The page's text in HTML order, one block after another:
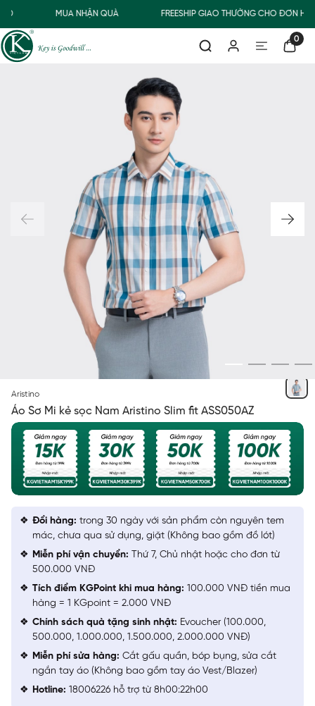
MUA NHẬN QUÀ FREESHIP GIAO THƯỜNG CHO ĐƠN
0
Aristino
Áo Sơ Mi kẻ sọc Nam Aristino Slim fit ASS050AZ
Đổi hàng: trong 30 ngày với sản phẩm còn nguyên tem
mác, chưa qua sử dụng, giặt (Không bao gồm đồ lót)
Miễn phí vận chuyển: Thứ 7, Chủ nhật hoặc cho đơn từ
500.000 VNĐ
Tích điểm KGPoint khi mua hàng: 100.000 VNĐ tiền mua
hàng = 1 KGpoint = 2.000 VNĐ
Chính sách quà tặng sinh nhật: Evoucher (100.000,
500.000, 1.000.000, 1.500.000, 2.000.000 VNĐ)
Miễn phí sửa hàng: Cắt gấu quần, bóp bụng, sửa cắt
ngắn tay áo (Không bao gồm tay áo Vest/Blazer)
Hotline: 18006226 hỗ trợ từ 8h00:22h00